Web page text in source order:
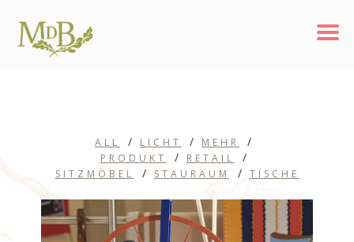
ALL LICHT
MEHR
PRODUKT
RETAIL
SITZMÖBEL
STAURAUM TISCHE